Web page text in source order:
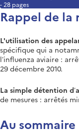
- 28 pages
Rappel de la
L'utilisation des
spécifique qui a
l’influenza aviaire :
29 décembre 2010.
La simple détention
de mesures : arrêtés
Au sommaire